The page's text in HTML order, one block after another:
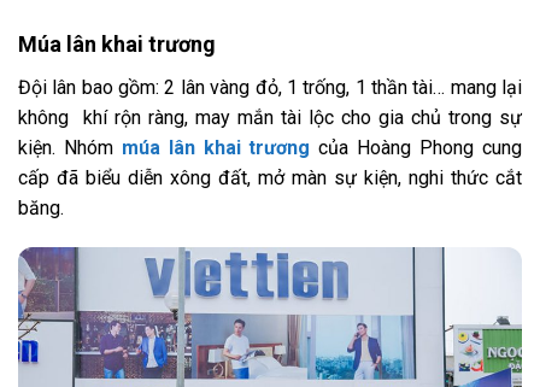
Múa lân khai trương
Đội lân bao gồm: 2 lân vàng đỏ, 1 trống, 1 thần tài… mang lại
không khí rộn ràng, may mắn tài lộc cho gia chủ trong sự
kiện. Nhóm múa lân khai trương của Hoàng Phong cung
cấp đã biểu diễn xông đất, mở màn sự kiện, nghi thức cắt
băng.